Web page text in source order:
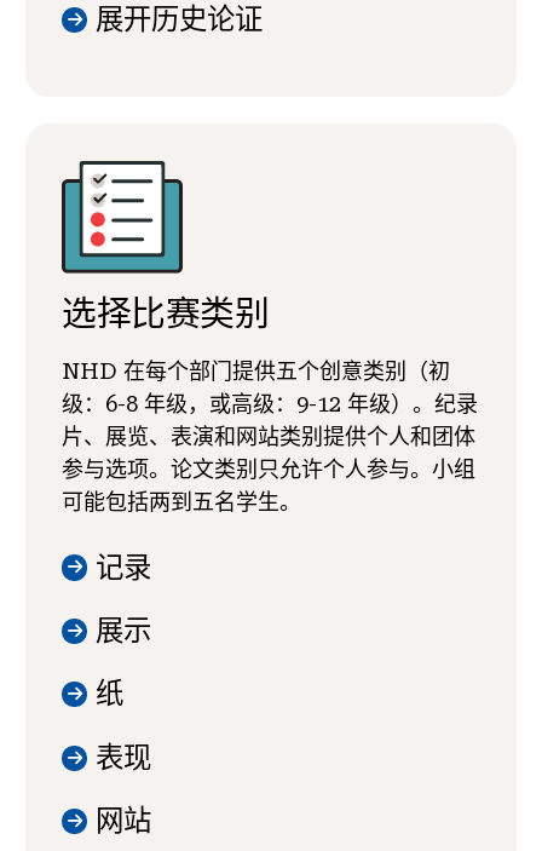
展开历史论证
选择比赛类别
NHD 在每个部门提供五个创意类别（初
级：6-8 年级，或高级：9-12 年级）。纪录
片、展览、表演和网站类别提供个人和团体
参与选项。论文类别只允许个人参与。小组
可能包括两到五名学生。
记录
展示
纸
表现
网站